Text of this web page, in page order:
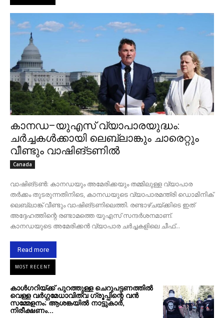
കാനഡ–യുഎസ് വ്യാപാരയുദ്ധം:
ചർച്ചകൾക്കായി ലെബ്ലാങ്കും ചാരെറ്റും
വീണ്ടും വാഷിങ്ടണിൽ
Canada
വാഷിങ്ടൺ: കാനഡയും അമേരിക്കയും തമ്മിലുള്ള വ്യാപാര
തർക്കം തുടരുന്നതിനിടെ, കാനഡയുടെ വ്യാപാരമന്ത്രി ഡൊമിനിക്
ലെബ്ലാങ്ക് വീണ്ടും വാഷിങ്ടണിലെത്തി. രണ്ടാഴ്ചയ്ക്കിടെ ഇത്
അദ്ദേഹത്തിന്റെ രണ്ടാമത്തെ യുഎസ് സന്ദർശനമാണ്.
കാനഡയുടെ അമേരിക്കൻ വ്യാപാര ചർച്ചകളിലെ ചീഫ്...
Read more
MOST RECENT
കാൾഗറിയ്ക്ക് പുറത്തുള്ള ചെറുപട്ടണത്തിൽ
വെള്ള വർഗ്ഗമേധാവിത്വ ഗ്രൂപ്പിന്റെ വൻ
സമ്മേളനം; ആശങ്കയിൽ നാട്ടുകാർ,
നിരീക്ഷണം...